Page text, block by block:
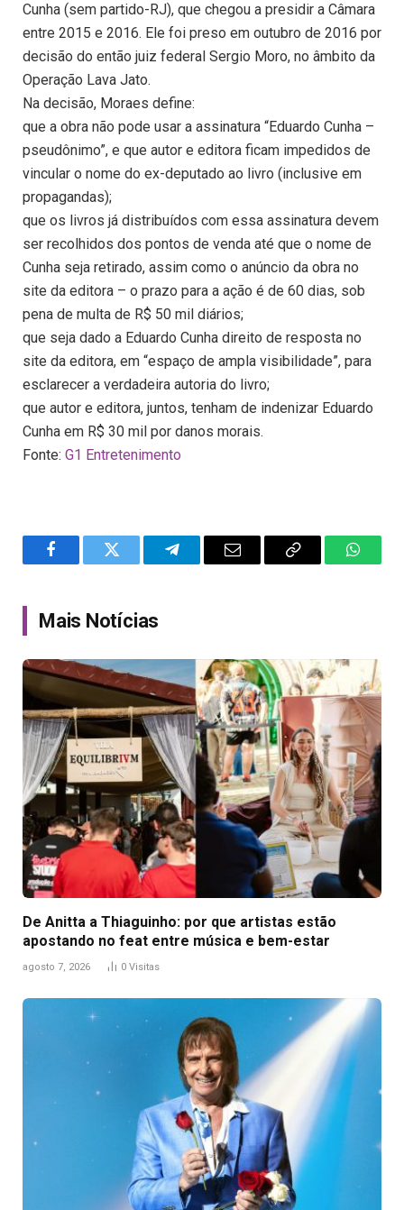
Cunha (sem partido-RJ), que chegou a presidir a Câmara
entre 2015 e 2016. Ele foi preso em outubro de 2016 por
decisão do então juiz federal Sergio Moro, no âmbito da
Operação Lava Jato.
Na decisão, Moraes define:
que a obra não pode usar a assinatura “Eduardo Cunha –
pseudônimo”, e que autor e editora ficam impedidos de
vincular o nome do ex-deputado ao livro (inclusive em
propagandas);
que os livros já distribuídos com essa assinatura devem
ser recolhidos dos pontos de venda até que o nome de
Cunha seja retirado, assim como o anúncio da obra no
site da editora – o prazo para a ação é de 60 dias, sob
pena de multa de R$ 50 mil diários;
que seja dado a Eduardo Cunha direito de resposta no
site da editora, em “espaço de ampla visibilidade”, para
esclarecer a verdadeira autoria do livro;
que autor e editora, juntos, tenham de indenizar Eduardo
Cunha em R$ 30 mil por danos morais.
Fonte: G1 Entretenimento
FacebookTwitter TelegramEmail
Copy
Mais Notícias
De Anitta a Thiaguinho: por que artistas estão
apostando no feat entre música e bem-estar
agosto 7, 2026 0 Visitas